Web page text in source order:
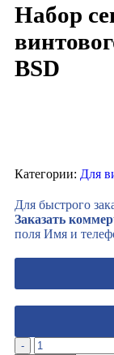
Набор
BSD
Категории: Для
Для быстрого
Заказать
поля Имя и
-